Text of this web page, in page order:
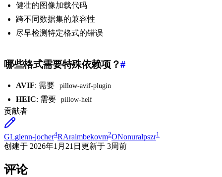
健壮的图像加载代码
跨不同数据集的兼容性
尽早检测特定格式的错误
哪些格式需要特殊依赖项？#
AVIF: 需要 pillow-avif-plugin
HEIC: 需要 pillow-heif
贡献者
GLglenn-jocher4RAraimbekovm2ONonuralpszr1
创建于 2026年1月21日 更新于 3周前
评论